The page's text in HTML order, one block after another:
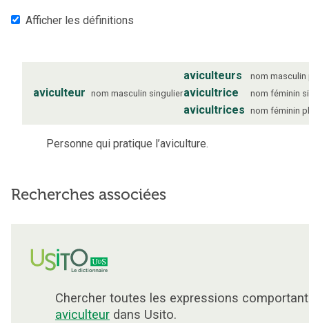
Afficher les définitions
aviculteur nom masculin singulier
aviculteurs nom masculin
avicultrice nom féminin
avicultrices nom féminin
Personne qui pratique l’aviculture.
Recherches associées
Chercher toutes les expressions
aviculteur dans Usito.